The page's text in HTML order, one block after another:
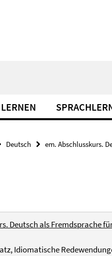
Deutsch em. Abschlusskurs.
Deutsch als Fremdsprache
Idiomatische